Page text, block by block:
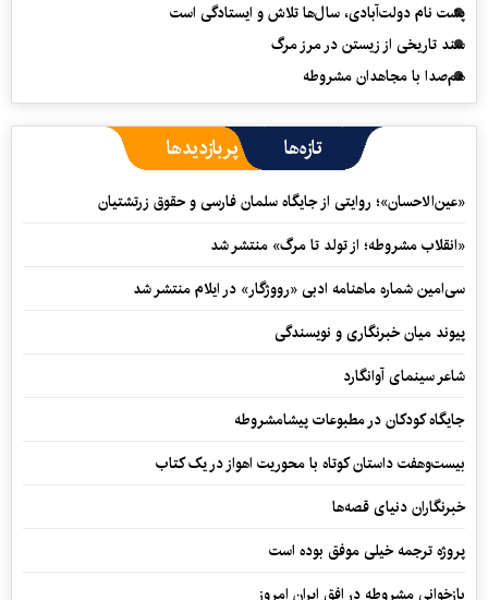
پشت نام دولت‌آبادی، سال‌ها تلاش و ایستادگی است
سند تاریخی از زیستن در مرز مرگ
هم‌صدا با مجاهدان مشروطه
تازه‌ها پربازدیدها
«عین‌الاحسان»؛ روایتی از جایگاه سلمان فارسی و حقوق زرتشتیان
«انقلاب مشروطه؛ از تولد تا مرگ» منتشر شد
سی‌امین شماره ماهنامه‌ ادبی «رووژگار» در ایلام منتشر شد
پیوند میان خبرنگاری و نویسندگی
شاعر سینمای آوانگارد
جایگاه کودکان در مطبوعات پیشامشروطه
بیست‌وهفت داستان کوتاه با محوریت اهواز در یک کتاب
خبرنگاران دنیای قصه‌ها
پروژه ترجمه خیلی موفق بوده است
بازخوانی مشروطه در افق ایران امروز